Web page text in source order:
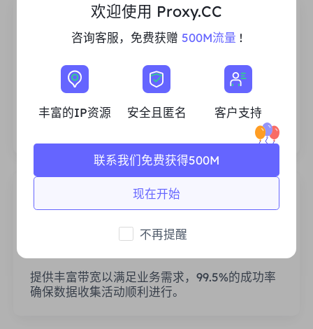
丰富的住宅IP资源
不断努力扩大现有的代理池，以满足每一个客户
提供丰富带宽以满足业务需求，99.5%的成功率
确保数据收集活动顺利进行。
欢迎使用 Proxy.CC
咨询客服，免费获赠 500M流量 !
丰富的IP资源 安全且匿名 客户支持
现在开始
联系我们免费获得500M
不再提醒